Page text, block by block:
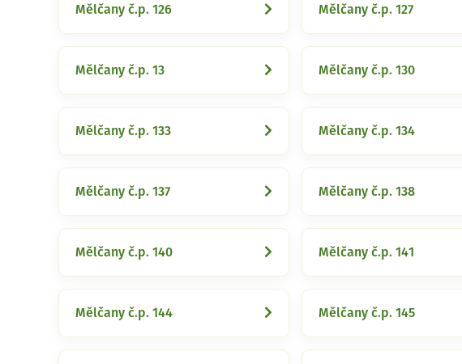
Mělčany č.p. 126 Mělčany č.p. 127
Mělčany č.p. 13 Mělčany č.p. 130
Mělčany č.p. 133 Mělčany č.p. 134
Mělčany č.p. 137 Mělčany č.p. 138
Mělčany č.p. 140 Mělčany č.p. 141
Mělčany č.p. 144 Mělčany č.p. 145